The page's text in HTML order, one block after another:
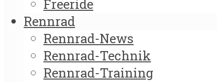
Freeride
Rennrad
Rennrad-News
Rennrad-Technik
Rennrad-Training